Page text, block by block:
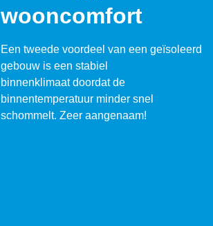
wooncomfort
Een tweede voordeel van een geïsoleerd
gebouw is een stabiel
binnenklimaat doordat de
binnentemperatuur minder snel
schommelt. Zeer aangenaam!